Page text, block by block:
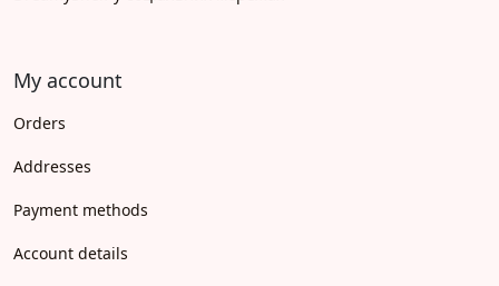
My account
Orders
Addresses
Payment methods
Account details